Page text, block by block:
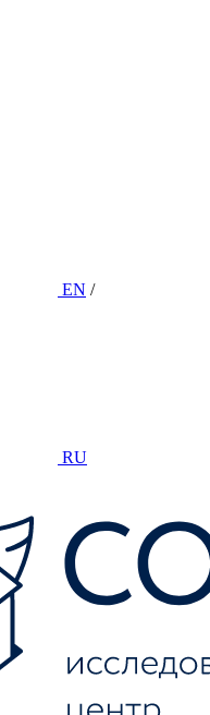
EN /
RU